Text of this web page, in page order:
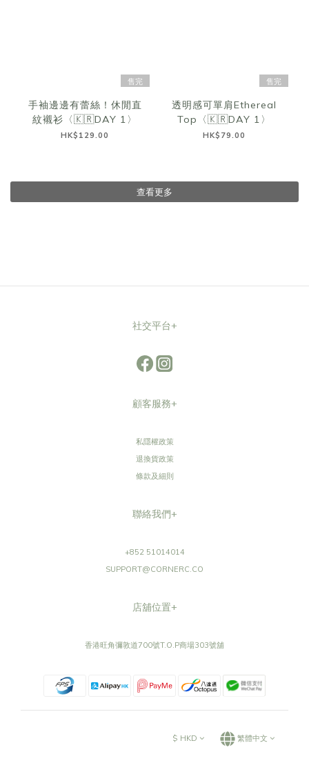
售完
手袖邊邊有蕾絲！休閒直
紋襯衫〈🇰🇷DAY 1〉
HK$129.00
售完
透明感可單肩Ethereal
Top〈🇰🇷DAY 1〉
HK$79.00
查看更多
社交平台+
顧客服務+
私隱權政策
退換貨政策
條款及細則
聯絡我們+
+852 51014014
SUPPORT@CORNERC.CO
店舖位置+
香港旺角彌敦道700號T.O.P商場303號舖
$ HKD 繁體中文